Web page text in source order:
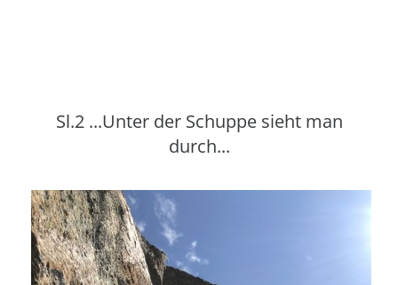
Sl.2 ...Unter der Schuppe sieht man
durch...